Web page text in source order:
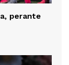
perante